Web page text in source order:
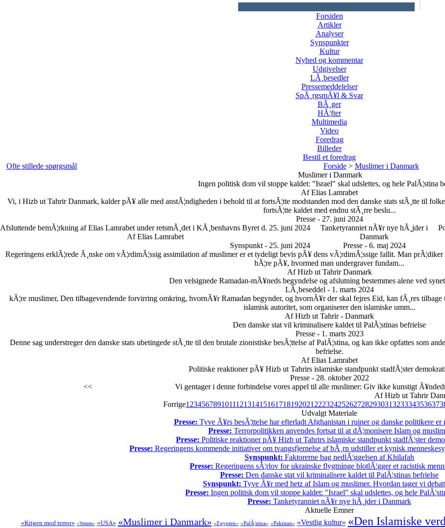
Forsiden
Artikler
Analyser
Synspunkter
Kultur
Nyhed og kommentar
Udgivelser
LÃ¸besedler
Pressemeddelelser
SpÃ¸rgsmÃ¥l & Svar
BÃ¸ger
HÃ¦fter
Multimedia
Video
Foredrag
Billeder
Bestil et foredrag
Ofte stillede spørgsmål
Forside> Muslimer i Danmark
Muslimer i Danmark
Ingen politisk dom vil stoppe kaldet: "Israel" skal udslettes, og hele PalÃ¦stina
Af Elias Lamrabet
Vi, i Hizb ut Tahrir Danmark, kalder pÃ¥ alle med anstÃ¦ndigheden i behold til at fortsÃ¦tte modstanden mod den danske stats stÃ¸tte til
fortsÃ¦tte kaldet med endnu stÃ¸rre beslu...
Presse - 27. juni 2024
Afsluttende bemÃ¦rkning af Elias Lamrabet under retsmÃ¸det i KÃ¸benhavns Byret d. 25. juni 2024
Af Elias Lamrabet
Synspunkt - 25. juni 2024
Tanketyranniet nÃ¥r nye hÃ¸jder i
Danmark
Presse - 6. maj 2024
Regeringens erklÃ¦rede Ã¸nske om vÃ¦rdimÃ¦ssig assimilation af muslimer er et tydeligt bevis pÃ¥ dens vÃ¦rdimÃ¦ssige fallit. Man
bÃ¦re pÃ¥, hvormed man undergraver fundam...
Af Hizb ut Tahrir Danmark
Den velsignede Ramadan-mÃ¥neds begyndelse og afslutning bestemmes alene ved
LÃ¸beseddel - 1. marts 2024
kÃ¦re muslimer, Den tilbagevendende forvirring omkring, hvornÃ¥r Ramadan begynder, og hvornÃ¥r der skal fejres Eid, kan fÃ¸res
islamisk autoritet, som organiserer den islamiske umm...
Af Hizb ut Tahrir - Danmark
Den danske stat vil kriminalisere kaldet til PalÃ¦stinas befrielse
Presse - 1. marts 2023
Denne sag understreger den danske stats ubetingede stÃ¸tte til den brutale zionistiske besÃ¦ttelse af PalÃ¦stina, og kan ikke opfattes som
befrielse.
Af Elias Lamrabet
Politiske reaktioner pÃ¥ Hizb ut Tahrirs islamiske standpunkt stadfÃ¦ster
Presse - 28. oktober 2022
Vi gentager i denne forbindelse vores appel til alle muslimer: Giv ikke kunstigt
Af Hizb ut Tahrir
<<
Forrige1 23456789101112131415161718192021 22232425262728293031323334353637
Udvalgt Materiale
Presse: Tyve Ã¥rs besÃ¦ttelse har efterladt Afghanistan i ruiner og danske politikere er
Presse: Terrorpolitikken anvendes fortsat til at dÃ¦monisere Islam og
Presse: Politiske reaktioner pÃ¥ Hizb ut Tahrirs islamiske standpunkt stadfÃ¦ster
Presse: Regeringens kommende initiativer om tvangsfjernelse af bÃ¸rn udstiller et kynisk
Synspunkt: Faktorerne bag nedlÃ¦ggelsen af Khilafah
Presse: Regeringens sÃ¦rlov for ukrainske flygtninge blotlÃ¦gger et racistisk
Presse: Den danske stat vil kriminalisere kaldet til PalÃ¦stinas befrielse
Synspunkt: Tyve Ã¥r med hetz af Islam og muslimer. Hvordan tager vi
Presse: Ingen politisk dom vil stoppe kaldet: "Israel" skal udslettes, og hele
Presse: Tanketyranniet nÃ¥r nye hÃ¸jder i Danmark
Aktuelle Emner
«Krigen mod terror» «Yemen» «USA» «Muslimer i Danmark» «Egypten» «PalÃ¦stina» «Pakistan» «Vestlig kultur» «Den Islamiske